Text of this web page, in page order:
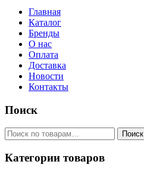
Главная
Каталог
Бренды
О нас
Оплата
Доставка
Новости
Контакты
Поиск
Искать: Поиск
Категории товаров